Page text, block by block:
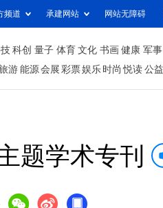
频道 承建网站 网站无障碍
科创 量子 体育 文化 书画 健康 军事
游 能源 会展 彩票娱乐 时尚 悦读 公益
题学术专刊